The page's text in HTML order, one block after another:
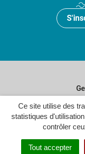
Ce site utilise des
statistiques
contrôler
Tout accepter